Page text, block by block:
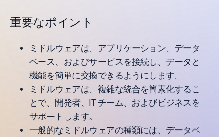
重要なポイント
ミドルウェアは、アプリケーション、データ
ベース、およびサービスを接続し、データと
機能を簡単に交換できるようにします。
ミドルウェアは、複雑な統合を簡素化するこ
とで、開発者、IT チーム、およびビジネスを
サポートします。
一般的なミドルウェアの種類には、データベ